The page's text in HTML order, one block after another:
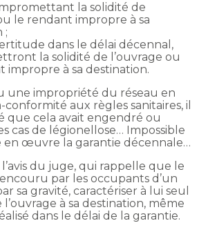
la solidité de
le rendant impropre à sa
;
dans le délai décennal,
la solidité de l’ouvrage ou
impropre à sa destination.
une impropriété du réseau en
conformité aux règles sanitaires, il
que cela avait engendré ou
cas de légionellose… Impossible
en œuvre la garantie décennale…
l’avis du juge, qui rappelle que le
par les occupants d’un
sa gravité, caractériser à lui seul
l’ouvrage à sa destination, même
dans le délai de la garantie.